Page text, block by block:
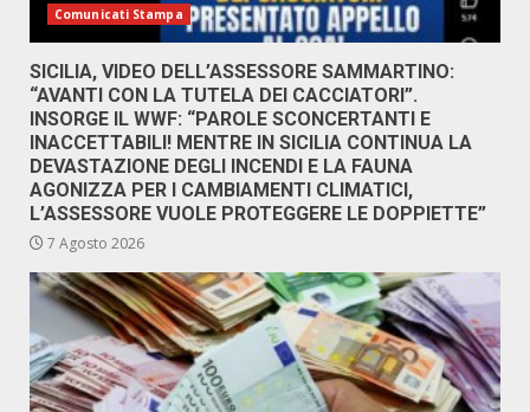
Comunicati Stampa
SICILIA, VIDEO DELL’ASSESSORE SAMMARTINO:
“AVANTI CON LA TUTELA DEI CACCIATORI”.
INSORGE IL WWF: “PAROLE SCONCERTANTI E
INACCETTABILI! MENTRE IN SICILIA CONTINUA LA
DEVASTAZIONE DEGLI INCENDI E LA FAUNA
AGONIZZA PER I CAMBIAMENTI CLIMATICI,
L’ASSESSORE VUOLE PROTEGGERE LE DOPPIETTE”
7 Agosto 2026